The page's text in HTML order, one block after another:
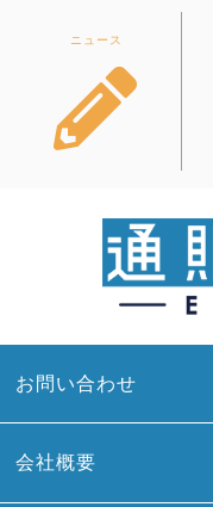
ニュース
お問い合わせ
会社概要